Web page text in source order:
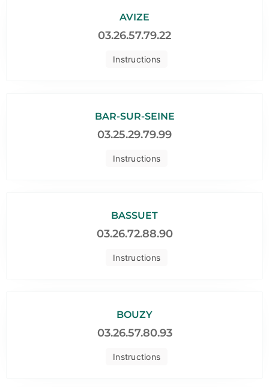
Instructions
AVIZE
03.26.57.79.22
Instructions
BAR-SUR-SEINE
03.25.29.79.99
Instructions
BASSUET
03.26.72.88.90
Instructions
BOUZY
03.26.57.80.93